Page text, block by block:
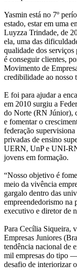
Yasmin está no 7º
estado, estar em uma
Luyzza Trindade, de
ela, uma das
qualidade dos serviços
é conseguir clientes,
Movimento de
credibilidade ao nosso
E foi para ajudar a
em 2010 surgiu a
do Norte (RN Júnior),
e fomentar o
federação
privadas de ensino
UERN, UnP e UNI-
jovens em formação.
“Nosso objetivo é
meio da vivência
gargalo dentro das
empreendedorismo na
executivo e diretor de
Para Cecília Siqueira,
Empresas Juniores
tendência nacional de
mil empresas do tipo
desafio de interiorizar